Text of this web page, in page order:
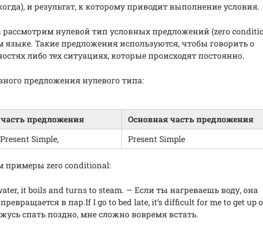
и результат, к которому приводит выполнение условия.
нулевой тип условных предложений (zero
языке. Такие предложения используются, чтобы говорить о
либо тех ситуациях, которые происходят постоянно.
предложения нулевого типа:
предложения
Основная часть предложения
Simple,
Present Simple
примеры zero conditional:
it boils and turns to steam. — Если ты нагреваешь воду, она
в пар.If I go to bed late, it’s difficult for me to get up
спать поздно, мне сложно вовремя встать.